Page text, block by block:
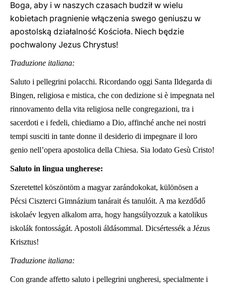
Boga, aby i w naszych czasach budził w wielu
kobietach pragnienie włączenia swego geniuszu w
apostolską działalność Kościoła. Niech będzie
pochwalony Jezus Chrystus!
Traduzione italiana:
Saluto i pellegrini polacchi. Ricordando oggi Santa Ildegarda di
Bingen, religiosa e mistica, che con dedizione si è impegnata nel
rinnovamento della vita religiosa nelle congregazioni, tra i
sacerdoti e i fedeli, chiediamo a Dio, affinché anche nei nostri
tempi susciti in tante donne il desiderio di impegnare il loro
genio nell’opera apostolica della Chiesa. Sia lodato Gesù Cristo!
Saluto in lingua ungherese:
Szeretettel köszöntöm a magyar zarándokokat, különösen a
Pécsi Ciszterci Gimnázium tanárait és tanulóit. A ma kezdődő
iskolaév legyen alkalom arra, hogy hangsúlyozzuk a katolikus
iskolák fontosságát. Apostoli áldásommal. Dicsértessék a Jézus
Krisztus!
Traduzione italiana:
Con grande affetto saluto i pellegrini ungheresi, specialmente i